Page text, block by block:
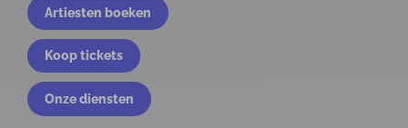
Artiesten boeken
Koop tickets
Onze diensten